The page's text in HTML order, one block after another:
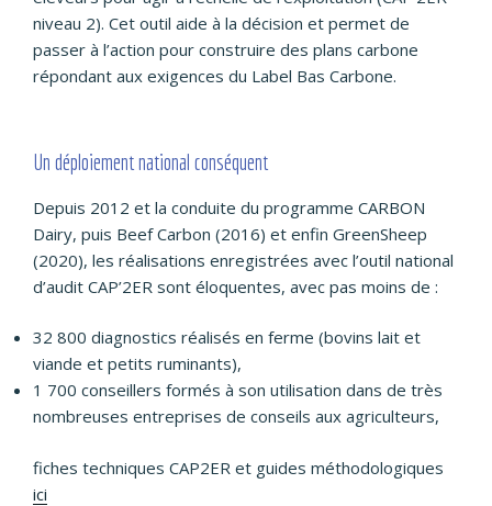
niveau 2). Cet outil aide à la décision et permet de
passer à l’action pour construire des plans carbone
répondant aux exigences du Label Bas Carbone.
Un déploiement national conséquent
Depuis 2012 et la conduite du programme CARBON
Dairy, puis Beef Carbon (2016) et enfin GreenSheep
(2020), les réalisations enregistrées avec l’outil national
d’audit CAP’2ER sont éloquentes, avec pas moins de :
32 800 diagnostics réalisés en ferme (bovins lait et
viande et petits ruminants),
1 700 conseillers formés à son utilisation dans de très
nombreuses entreprises de conseils aux agriculteurs,
fiches techniques CAP2ER et guides méthodologiques
ici